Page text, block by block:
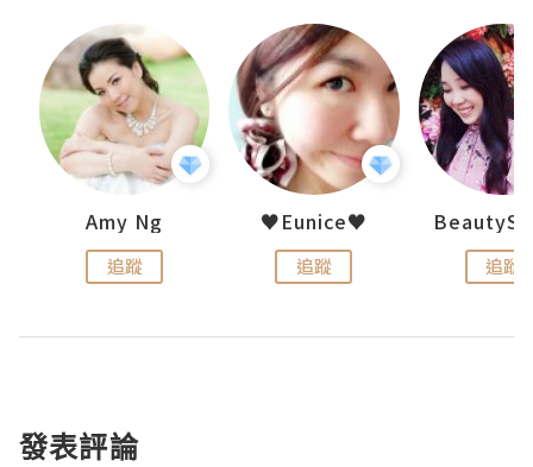
Amy Ng
追蹤
♥Eunice♥
追蹤 追蹤
發表評論